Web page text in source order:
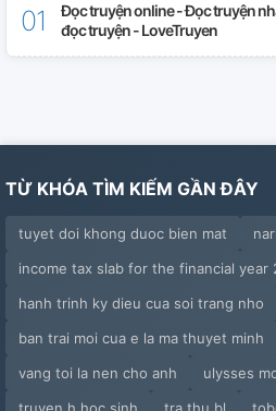
Đọc truyện online - Đọc truyện
đọc truyện - LoveTruyen
TỪ KHÓA TÌM KIẾM GẦN ĐÂY
tuyet doi khong duoc bien mat
income tax slab for the financial year
hanh trinh ky dieu cua soi trang nho
ban trai moi cua e la ma thuyet minh
vang toi la nen cho anh
ulysses